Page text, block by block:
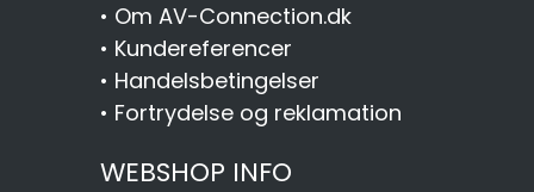
• Om AV-Connection.dk
• Kundereferencer
• Handelsbetingelser
• Fortrydelse og reklamation
WEBSHOP INFO